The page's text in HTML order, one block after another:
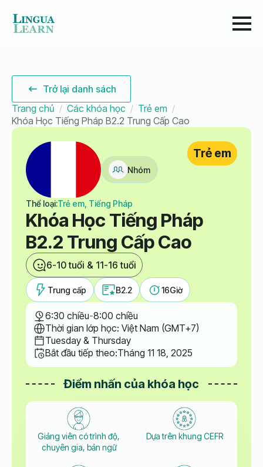
Trở lại danh sách
Trang chủ
Các khóa học
Trẻ em
Khóa Học Tiếng Pháp B2.2 Trung Cấp Cao
Nhóm
Thể loại:Trẻ em, Tiếng Pháp
Khóa Học Tiếng Pháp
B2.2 Trung Cấp Cao
6-10 tuổi & 11-16 tuổi
Trẻ em
Trung cấp B2.2 16Giờ
6:30 chiều-8:00 chiều
Thời gian lớp học: Việt Nam (GMT+7)
Tuesday & Thursday
Bắt đầu tiếp theo:Tháng 11 18, 2025
Điểm nhấn của khóa học
Giảng viên có trình độ,
chuyên gia, bản ngữ
Dựa trên khung CEFR